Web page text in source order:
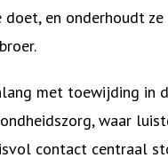
en onderhoudt ze
met toewijding in
waar
contact centraal